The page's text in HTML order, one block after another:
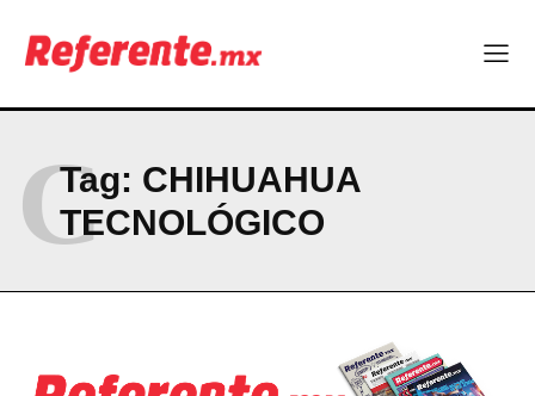
ABOUT
NEWSLETTER
Tag: CHIHUAHUA
TECNOLÓGICO
C